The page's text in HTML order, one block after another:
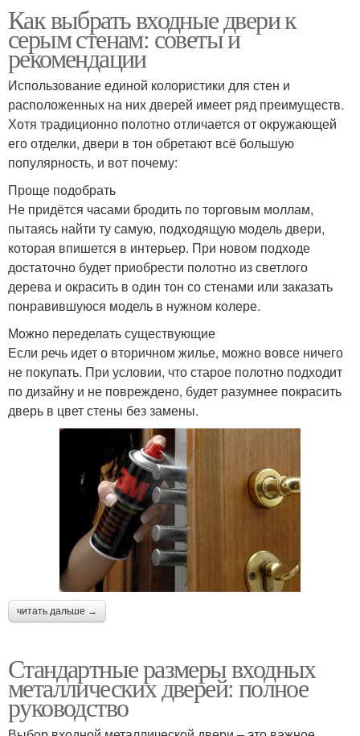
Как выбрать входные двери к
серым стенам: советы и
рекомендации
Использование единой колористики для стен и
расположенных на них дверей имеет ряд преимуществ.
Хотя традиционно полотно отличается от окружающей
его отделки, двери в тон обретают всё большую
популярность, и вот почему:
Проще подобрать
Не придётся часами бродить по торговым моллам,
пытаясь найти ту самую, подходящую модель двери,
которая впишется в интерьер. При новом подходе
достаточно будет приобрести полотно из светлого
дерева и окрасить в один тон со стенами или заказать
понравившуюся модель в нужном колере.
Можно переделать существующие
Если речь идет о вторичном жилье, можно вовсе ничего
не покупать. При условии, что старое полотно подходит
по дизайну и не повреждено, будет разумнее покрасить
дверь в цвет стены без замены.
читать дальше →
Стандартные размеры входных
металлических дверей: полное
руководство